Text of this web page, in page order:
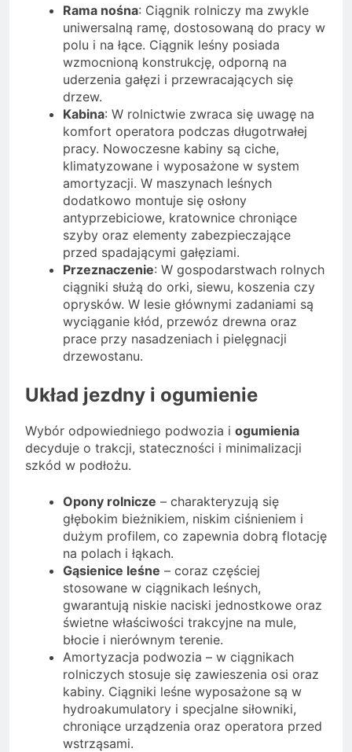
Rama nośna: Ciągnik rolniczy ma zwykle
uniwersalną ramę, dostosowaną do pracy w
polu i na łące. Ciągnik leśny posiada
wzmocnioną konstrukcję, odporną na
uderzenia gałęzi i przewracających się
drzew.
Kabina: W rolnictwie zwraca się uwagę na
komfort operatora podczas długotrwałej
pracy. Nowoczesne kabiny są ciche,
klimatyzowane i wyposażone w system
amortyzacji. W maszynach leśnych
dodatkowo montuje się osłony
antyprzebiciowe, kratownice chroniące
szyby oraz elementy zabezpieczające
przed spadającymi gałęziami.
Przeznaczenie: W gospodarstwach rolnych
ciągniki służą do orki, siewu, koszenia czy
oprysków. W lesie głównymi zadaniami są
wyciąganie kłód, przewóz drewna oraz
prace przy nasadzeniach i pielęgnacji
drzewostanu.
Układ jezdny i ogumienie
Wybór odpowiedniego podwozia i ogumienia
decyduje o trakcji, stateczności i minimalizacji
szkód w podłożu.
Opony rolnicze – charakteryzują się
głębokim bieżnikiem, niskim ciśnieniem i
dużym profilem, co zapewnia dobrą flotację
na polach i łąkach.
Gąsienice leśne – coraz częściej
stosowane w ciągnikach leśnych,
gwarantują niskie naciski jednostkowe oraz
świetne właściwości trakcyjne na mule,
błocie i nierównym terenie.
Amortyzacja podwozia – w ciągnikach
rolniczych stosuje się zawieszenia osi oraz
kabiny. Ciągniki leśne wyposażone są w
hydroakumulatory i specjalne siłowniki,
chroniące urządzenia oraz operatora przed
wstrząsami.